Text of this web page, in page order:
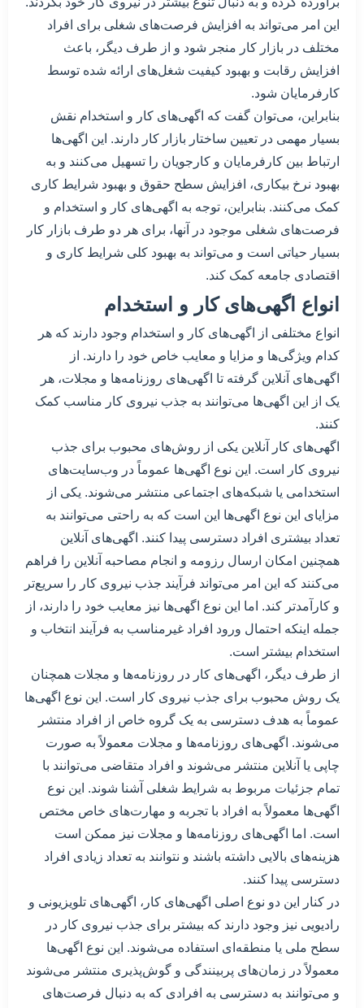
این امر می‌تواند به افزایش فرصت‌های شغلی برای افراد
مختلف در بازار کار منجر شود و از طرف دیگر، باعث
افزایش رقابت و بهبود کیفیت شغل‌های ارائه شده توسط
کارفرمایان شود.
بنابراین، می‌توان گفت که اگهی‌های کار و استخدام نقش
بسیار مهمی در تعیین ساختار بازار کار دارند. این اگهی‌ها
ارتباط بین کارفرمایان و کارجویان را تسهیل می‌کنند و به
بهبود نرخ بیکاری، افزایش سطح حقوق و بهبود شرایط کاری
کمک می‌کنند. بنابراین، توجه به اگهی‌های کار و استخدام و
فرصت‌های شغلی موجود در آنها، برای هر دو طرف بازار کار
بسیار حیاتی است و می‌تواند به بهبود کلی شرایط کاری و
اقتصادی جامعه کمک کند.
انواع اگهی‌های کار و استخدام
انواع مختلفی از اگهی‌های کار و استخدام وجود دارند که هر
کدام ویژگی‌ها و مزایا و معایب خاص خود را دارند. از
اگهی‌های آنلاین گرفته تا اگهی‌های روزنامه‌ها و مجلات، هر
یک از این اگهی‌ها می‌توانند به جذب نیروی کار مناسب کمک
کنند.
اگهی‌های کار آنلاین یکی از روش‌های محبوب برای جذب
نیروی کار است. این نوع اگهی‌ها عموماً در وب‌سایت‌های
استخدامی یا شبکه‌های اجتماعی منتشر می‌شوند. یکی از
مزایای این نوع اگهی‌ها این است که به راحتی می‌توانند به
تعداد بیشتری افراد دسترسی پیدا کنند. اگهی‌های آنلاین
همچنین امکان ارسال رزومه و انجام مصاحبه آنلاین را فراهم
می‌کنند که این امر می‌تواند فرآیند جذب نیروی کار را سریع‌تر
و کارآمدتر کند. اما این نوع اگهی‌ها نیز معایب خود را دارند، از
جمله اینکه احتمال ورود افراد غیرمناسب به فرآیند انتخاب و
استخدام بیشتر است.
از طرف دیگر، اگهی‌های کار در روزنامه‌ها و مجلات همچنان
یک روش محبوب برای جذب نیروی کار است. این نوع اگهی‌ها
عموماً به هدف دسترسی به یک گروه خاص از افراد منتشر
می‌شوند. اگهی‌های روزنامه‌ها و مجلات معمولاً به صورت
چاپی یا آنلاین منتشر می‌شوند و افراد متقاضی می‌توانند با
تمام جزئیات مربوط به شرایط شغلی آشنا شوند. این نوع
اگهی‌ها معمولاً به افراد با تجربه و مهارت‌های خاص مختص
است. اما اگهی‌های روزنامه‌ها و مجلات نیز ممکن است
هزینه‌های بالایی داشته باشند و نتوانند به تعداد زیادی افراد
دسترسی پیدا کنند.
در کنار این دو نوع اصلی اگهی‌های کار، اگهی‌های تلویزیونی و
رادیویی نیز وجود دارند که بیشتر برای جذب نیروی کار در
سطح ملی یا منطقه‌ای استفاده می‌شوند. این نوع اگهی‌ها
معمولاً در زمان‌های پربینندگی و گوش‌پذیری منتشر می‌شوند
و می‌توانند به دسترسی به افرادی که به دنبال فرصت‌های